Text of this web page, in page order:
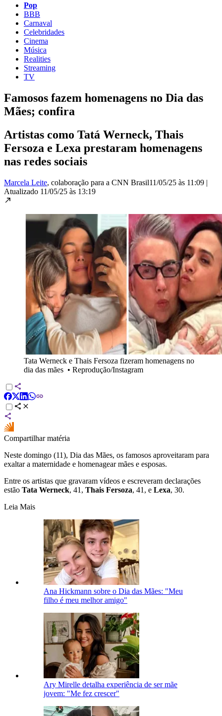
Pop
BBB
Carnaval
Celebridades
Cinema
Música
Realities
Streaming
TV
Famosos fazem homenagens no Dia das
Mães; confira
Artistas como Tatá Werneck, Thais
Fersoza e Lexa prestaram homenagens
nas redes sociais
Marcela Leite, colaboração para a CNN Brasil11/05/25 às 11:09 |
Atualizado 11/05/25 às 13:19
Tata Werneck e Thais Fersoza fizeram homenagens no
dia das mães • Reprodução/Instagram
Compartilhar matéria
Neste domingo (11), Dia das Mães, os famosos aproveitaram para
exaltar a maternidade e homenagear mães e esposas.
Entre os artistas que gravaram vídeos e escreveram declarações
estão Tata Werneck, 41, Thais Fersoza, 41, e Lexa, 30.
Leia Mais
Ana Hickmann sobre o Dia das Mães: "Meu
filho é meu melhor amigo"
Ary Mirelle detalha experiência de ser mãe
jovem: "Me fez crescer"